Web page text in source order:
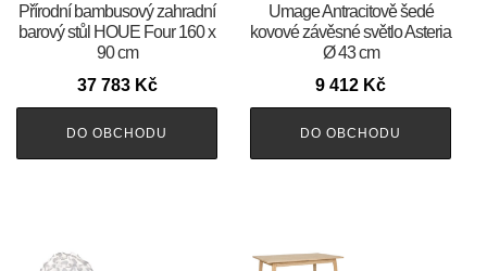
Přírodní bambusový zahradní
barový stůl HOUE Four 160 x
90 cm
37 783 Kč
DO OBCHODU
Umage Antracitově šedé
kovové závěsné světlo Asteria
Ø 43 cm
9 412 Kč
DO OBCHODU